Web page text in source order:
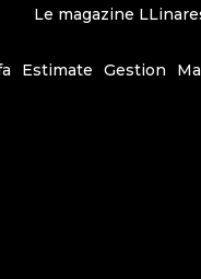
Le magazine
Estimate Gestion